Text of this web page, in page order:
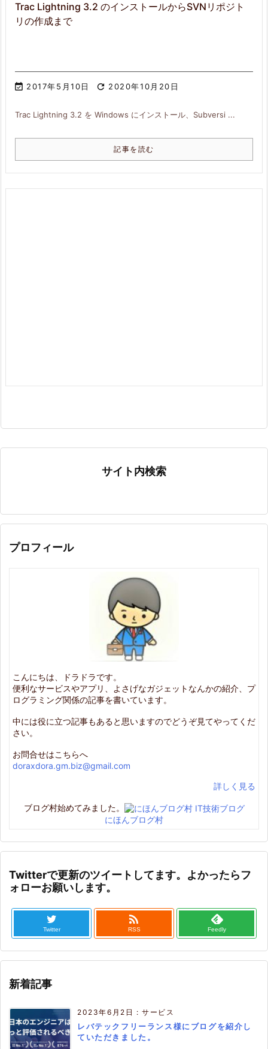
Trac Lightning 3.2 のインストールからSVNリポジト
リの作成まで
 2017年5月10日  2020年10月20日
Trac Lightning 3.2 を Windows にインストール、Subversi ...
記事を読む
サイト内検索
プロフィール
こんにちは、ドラドラです。
便利なサービスやアプリ、よさげなガジェットなんかの紹介、プ
ログラミング関係の記事を書いています。
中には役に立つ記事もあると思いますのでどうぞ見てやってくだ
さい。
お問合せはこちらへ
doraxdora.gm.biz@gmail.com
詳しく見る
ブログ村始めてみました。
にほんブログ村
Twitterで更新のツイートしてます。よかったらフ
ォローお願いします。
Twitter

RSS Feedly
新着記事
2023年6月2日 :サービス
レバテックフリーランス様にブログを紹介し
ていただきました。